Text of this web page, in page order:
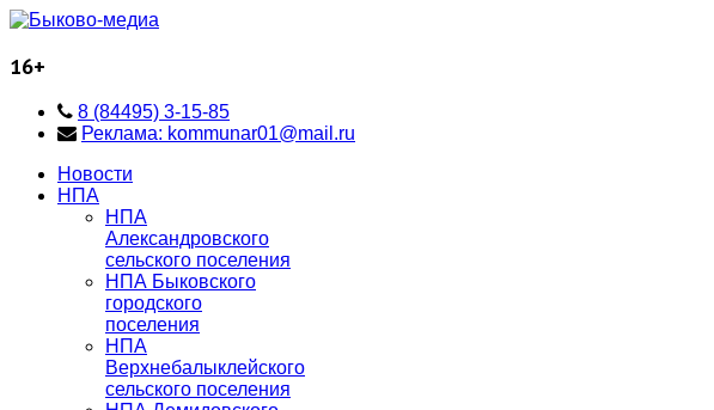
16+
8 (84495) 3-15-85
Реклама: kommunar01@mail.ru
Новости
НПА
НПА
Александровского
сельского поселения
НПА Быковского
городского
поселения
НПА
Верхнебалыклейского
сельского поселения